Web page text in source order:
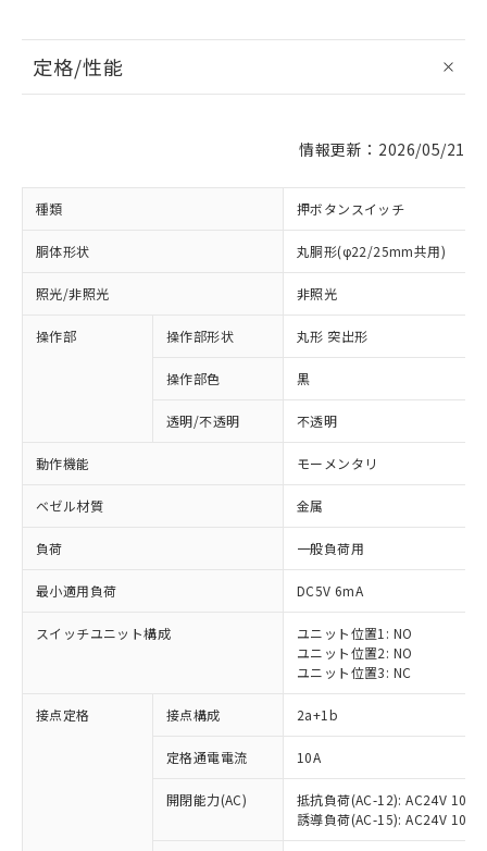
定格/性能
情報更新：2026/05/21
種類 押ボタンスイッチ
胴体形状 丸胴形(φ22/25mm共用)
照光/非照光 非照光
操作部 操作部形状 丸形 突出形
操作部色 黒
透明/不透明 不透明
動作機能 モーメンタリ
ベゼル材質 金属
負荷 一般負荷用
最小適用負荷 DC5V 6mA
スイッチユニット構成
ユニット位置1: NO
ユニット位置2: NO
ユニット位置3: NC
接点定格 接点構成 2a+1b
定格通電電流 10A
開閉能力(AC)
抵抗負荷(AC-12): AC24V 10A/
誘導負荷(AC-15): AC24V
※1 対応状況
対応済み：EU RoHS指令（10物質）の
非含有に対応した製品が提供可能な商品で
対応予定：EU RoHS指令（10物質）の非含